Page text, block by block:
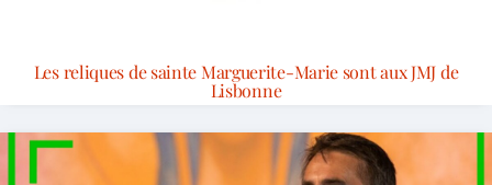
Les reliques de sainte Marguerite-Marie sont aux JMJ de
Lisbonne